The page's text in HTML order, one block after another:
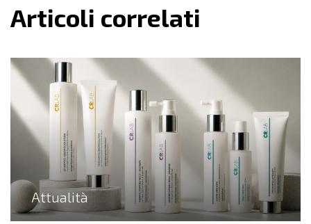
Articoli correlati
Attualità